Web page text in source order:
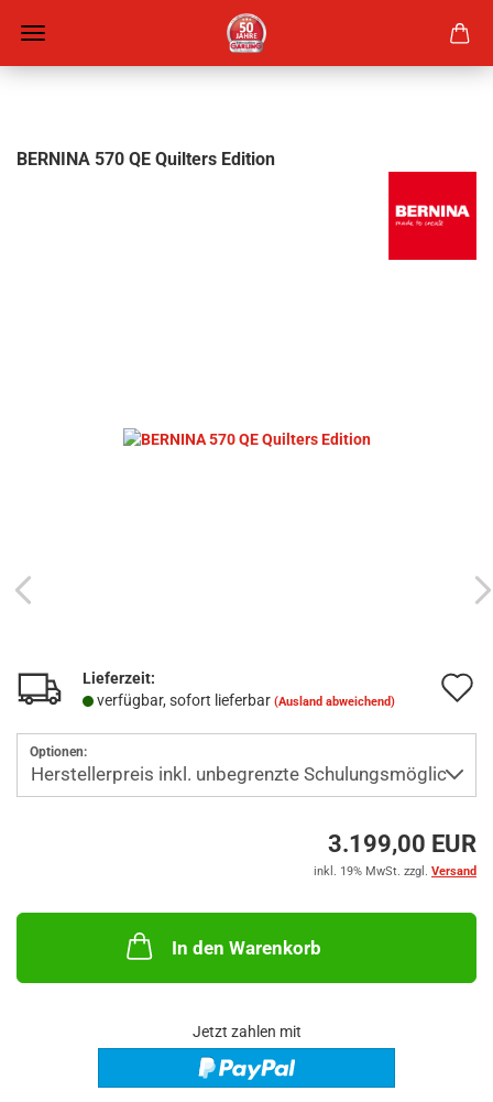
BERNINA 570 QE Quilters Edition
Lieferzeit:
verfügbar, sofort lieferbar (Ausland abweichend)
Optionen:
3.199,00 EUR
inkl. 19% MwSt. zzgl. Versand
In den Warenkorb
Jetzt zahlen mit